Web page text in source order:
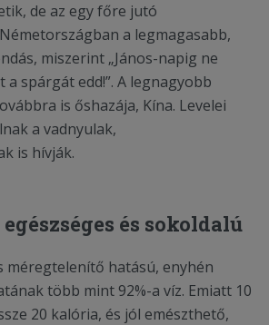
de az egy főre jutó
a legmagasabb,
miszerint „János-napig ne
spárgát edd!”. A legnagyobb
is őshazája, Kína. Levelei
a vadnyulak,
is hívják.
és sokoldalú
méregtelenítő hatású, enyhén
több mint 92%-a víz. Emiatt 10
20 kalória, és jól emészthető,